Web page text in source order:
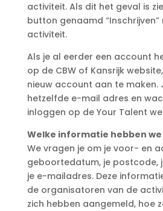
activiteit. Als dit het geval is
button genaamd
activiteit.
Als je al eerder een account
op de CBW of Kansrijk
nieuw account aan te maken.
hetzelfde e-mail adres en
inloggen op de Your Talent
Welke informatie hebben we
We vragen je om je voor- en
geboortedatum, je postcode,
je e-mailadres. Deze
de organisatoren van de
zich hebben aangemeld, hoe